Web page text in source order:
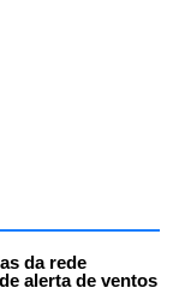
da rede
alerta de ventos